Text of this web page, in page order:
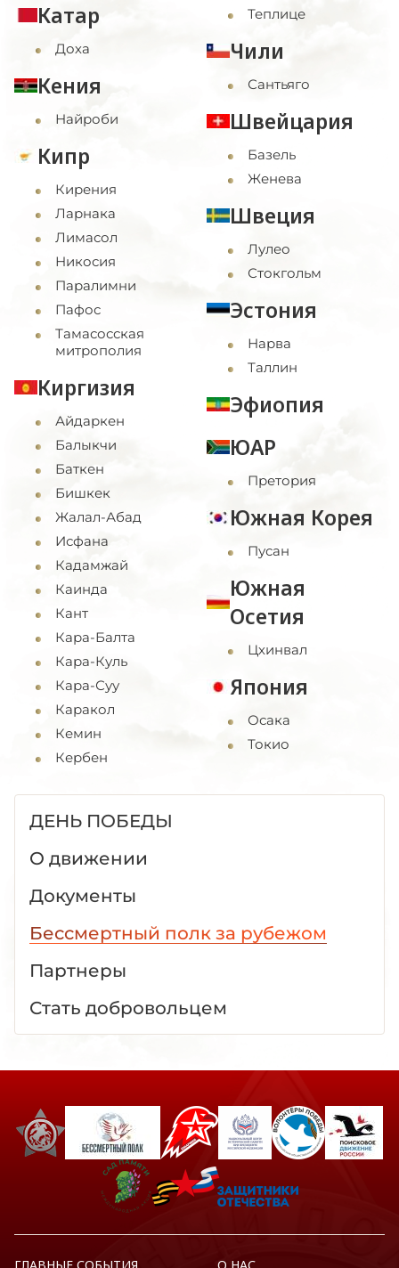
Катар
Доха
Кения
Найроби
Кипр
Кирения
Ларнака
Лимасол
Никосия
Паралимни
Пафос
Тамасосская
митрополия
Киргизия
Айдаркен
Балыкчи
Баткен
Бишкек
Жалал-Абад
Исфана
Кадамжай
Каинда
Кант
Кара-Балта
Кара-Куль
Кара-Суу
Каракол
Кемин
Кербен
Теплице
Чили
Сантьяго
Швейцария
Базель
Женева
Швеция
Лулео
Стокгольм
Эстония
Нарва
Таллин
Эфиопия
ЮАР
Претория
Южная Корея
Пусан
Южная
Осетия
Цхинвал
Япония
Осака
Токио
ДЕНЬ ПОБЕДЫ
О движении
Документы
Бессмертный полк за рубежом
Партнеры
Стать добровольцем